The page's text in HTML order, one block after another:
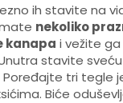
ih stavite na
nekoliko
kanapa i vežite
stavite
tri tegle
Biće